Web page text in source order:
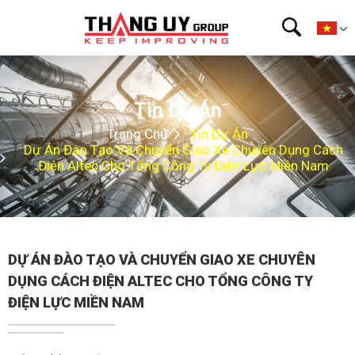
Tin Dự Án
Trang Chủ
Tin Dự Án
Dự Án Đào Tạo Và Chuyển Giao Xe Chuyên Dụng Cách
Điện Altec Cho Tổng Công Ty Điện Lực Miền Nam
DỰ ÁN ĐÀO TẠO VÀ CHUYỂN GIAO XE CHUYÊN
DỤNG CÁCH ĐIỆN ALTEC CHO TỔNG CÔNG TY
ĐIỆN LỰC MIỀN NAM